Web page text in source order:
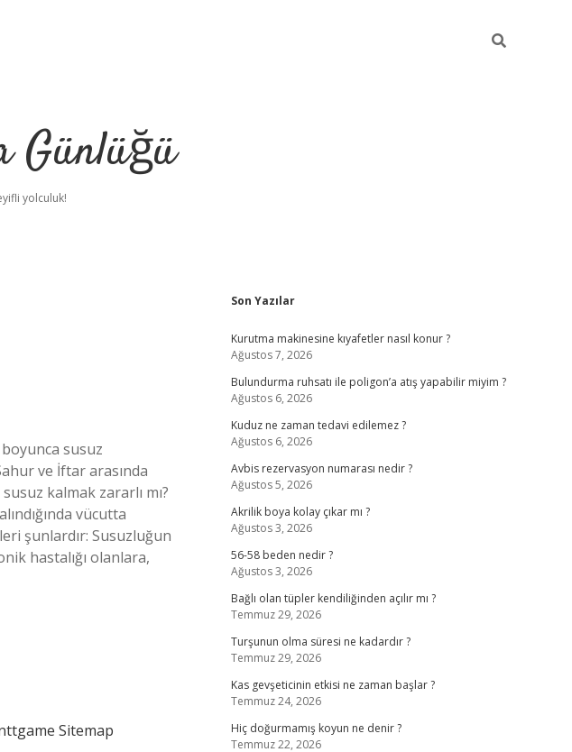
Günlüğü
yolculuk!
susuz
ve İftar arasında
kalmak zararlı mı?
vücutta
şunlardır: Susuzluğun
hastalığı olanlara,
Sitemap
Sidebar
Son Yazılar
Kurutma makinesine kıyafetler nasıl konur ?
Ağustos 7, 2026
Bulundurma ruhsatı ile poligon’a atış yapabilir miyim ?
Ağustos 6, 2026
Kuduz ne zaman tedavi edilemez ?
Ağustos 6, 2026
Avbis rezervasyon numarası nedir ?
Ağustos 5, 2026
Akrilik boya kolay çıkar mı ?
Ağustos 3, 2026
56-58 beden nedir ?
Ağustos 3, 2026
Bağlı olan tüpler kendiliğinden açılır mı ?
Temmuz 29, 2026
Turşunun olma süresi ne kadardır ?
Temmuz 29, 2026
Kas gevşeticinin etkisi ne zaman başlar ?
Temmuz 24, 2026
Hiç doğurmamış koyun ne denir ?
Temmuz 22, 2026